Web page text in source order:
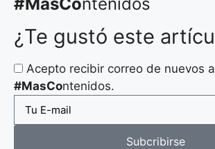
¿Te gustó este
Acepto recibir correo de nuevos
#MasContenidos.
Subcribirse